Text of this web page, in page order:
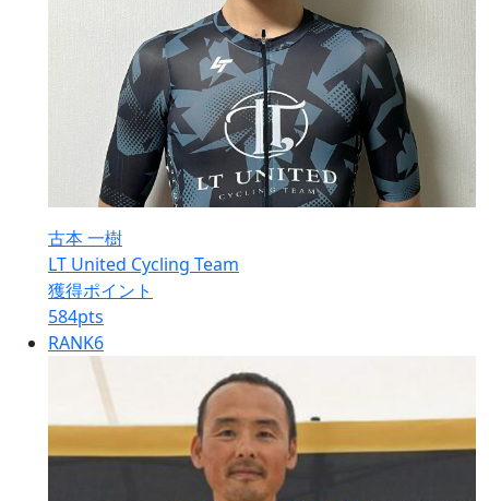
古本 一樹
LT United Cycling Team
獲得ポイント
584pts
RANK6